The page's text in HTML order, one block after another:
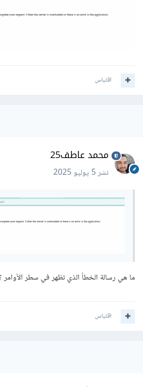
اقتباس
محمد عاطف25
نشر5 يوليو 2025
ما هي رسالة الخطأ الذي تظهر في سطر الأوامر ؟
اقتباس